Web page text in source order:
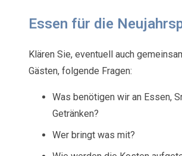
Essen für die
Klären Sie, eventuell auch
Gästen, folgende Fragen:
Was benötigen wir an Essen,
Getränken?
Wer bringt was mit?